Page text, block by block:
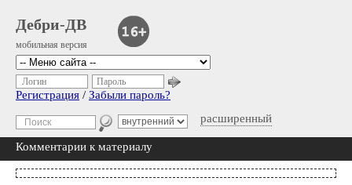
Дебри-ДВ
мобильная версия
расширенный
Логин Пароль
Регистрация / Забыли пароль?
Комментарии к материалу